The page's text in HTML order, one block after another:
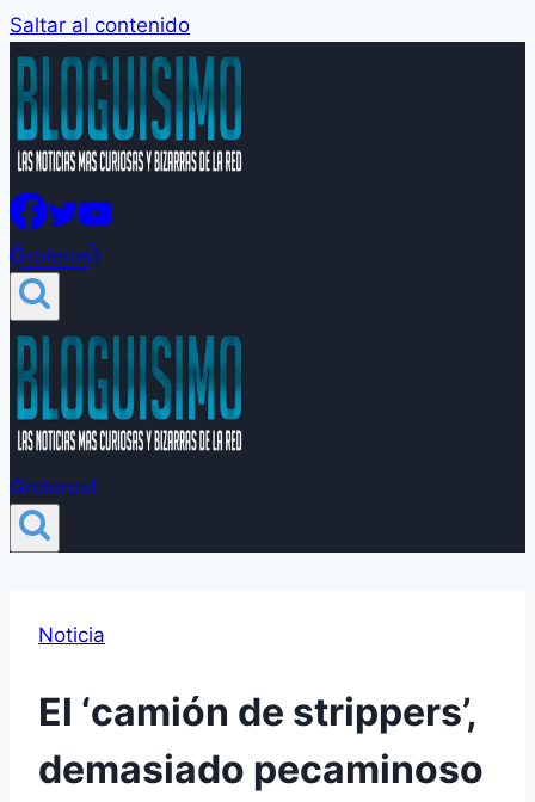
Saltar al contenido
Groleros!
Groleros!
Noticia
El ‘camión de strippers’,
demasiado pecaminoso